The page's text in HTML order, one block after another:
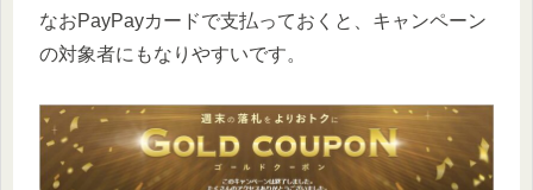
なおPayPayカードで支払っておくと、キャンペーン
の対象者にもなりやすいです。